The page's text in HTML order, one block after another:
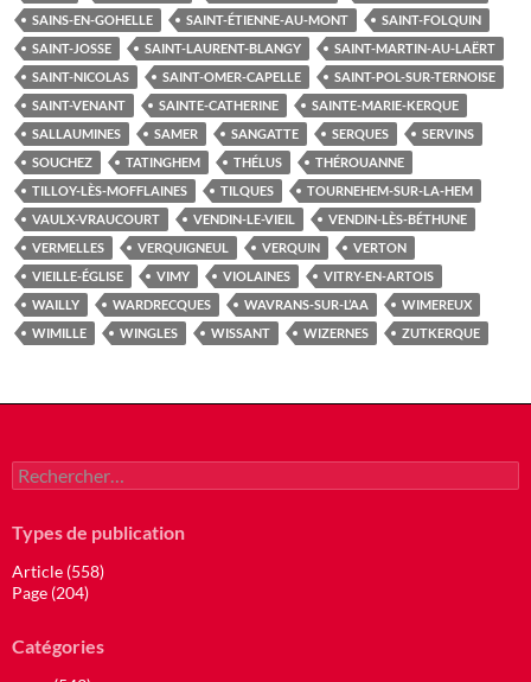
SAINS-EN-GOHELLE
SAINT-ÉTIENNE-AU-MONT
SAINT-FOLQUIN
SAINT-JOSSE
SAINT-LAURENT-BLANGY
SAINT-MARTIN-AU-LAËRT
SAINT-NICOLAS
SAINT-OMER-CAPELLE
SAINT-POL-SUR-TERNOISE
SAINT-VENANT
SAINTE-CATHERINE
SAINTE-MARIE-KERQUE
SALLAUMINES
SAMER SANGATTE SERQUES
SERVINS
SOUCHEZ
TATINGHEM THÉLUS
THÉROUANNE
TILLOY-LÈS-MOFFLAINES
TILQUES
TOURNEHEM-SUR-LA-HEM
VAULX-VRAUCOURT
VENDIN-LE-VIEIL
VENDIN-LÈS-BÉTHUNE
VERMELLES
VERQUIGNEUL VERQUIN
VERTON
VIEILLE-ÉGLISE
VIMY VIOLAINES
VITRY-EN-ARTOIS
WAILLY
WARDRECQUES WAVRANS-SUR-L’AA
WIMEREUX
WIMILLE
WINGLES WISSANT WIZERNES ZUTKERQUE
Rechercher :
Types de publication
Article (558)
Page (204)
Catégories